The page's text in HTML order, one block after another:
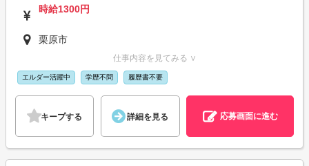
時給1300円
栗原市
仕事内容を見てみる ∨
エルダー活躍中 学歴不問 履歴書不要
キープする 詳細を見る 応募画面に進む